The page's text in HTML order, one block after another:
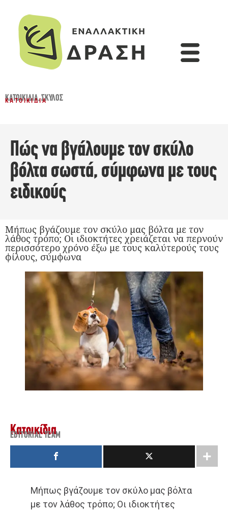
ΚΑΤΟΙΚΊΔΙΑ,ΣΚΎΛΟΣ
ΚΑΤΟΙΚΊΔΙΑ
Πώς να βγάλουμε τον σκύλο
βόλτα σωστά, σύμφωνα με τους
ειδικούς
Μήπως βγάζουμε τον σκύλο μας βόλτα με τον
λάθος τρόπο; Οι ιδιοκτήτες χρειάζεται να περνούν
περισσότερο χρόνο έξω με τους καλύτερούς τους
φίλους, σύμφωνα
Κατοικίδια
EDITORIAL TEAM
Μήπως βγάζουμε τον σκύλο μας βόλτα
με τον λάθος τρόπο; Οι ιδιοκτήτες